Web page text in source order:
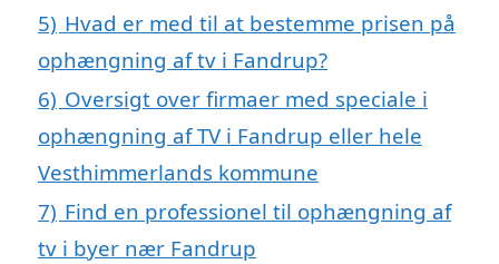
5) Hvad er med til at bestemme prisen på
ophængning af tv i Fandrup?
6) Oversigt over firmaer med speciale i
ophængning af TV i Fandrup eller hele
Vesthimmerlands kommune
7) Find en professionel til ophængning af
tv i byer nær Fandrup